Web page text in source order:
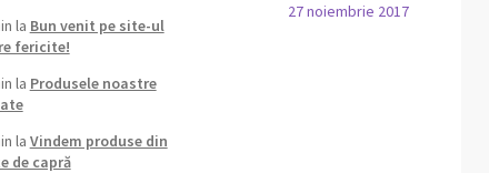
27 noiembrie 2017
la Bun venit pe site-ul
fericite!
la Produsele noastre
la Vindem produse din
de capră